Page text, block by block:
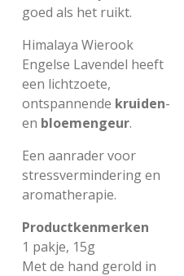
goed als het ruikt.
Himalaya Wierook
Engelse Lavendel heeft
een lichtzoete,
ontspannende kruiden-
en bloemengeur.
Een aanrader voor
stressvermindering en
aromatherapie.
Productkenmerken
1 pakje, 15g
Met de hand gerold in